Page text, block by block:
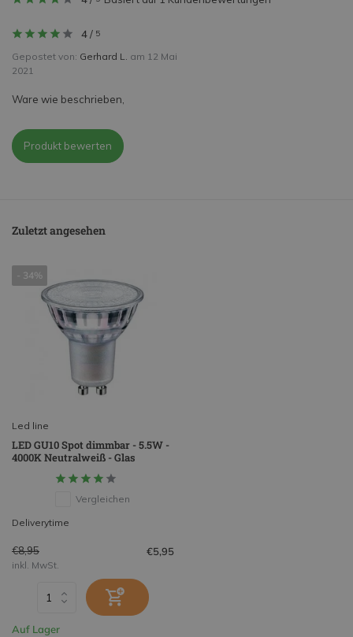
4/ 5
Gepostet von: Gerhard L. am 12 Mai
2021
Ware wie beschrieben,
Produkt bewerten
Zuletzt angesehen
- 34%
Led line
LED GU10 Spot dimmbar - 5.5W -
4000K Neutralweiß - Glas
Vergleichen
Deliverytime
€8,95 €5,95
inkl. MwSt.
Auf Lager